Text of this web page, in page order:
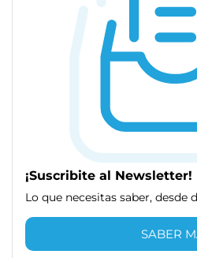
¡Suscribite al Newsletter!
Lo que necesitas saber, desde
SABER